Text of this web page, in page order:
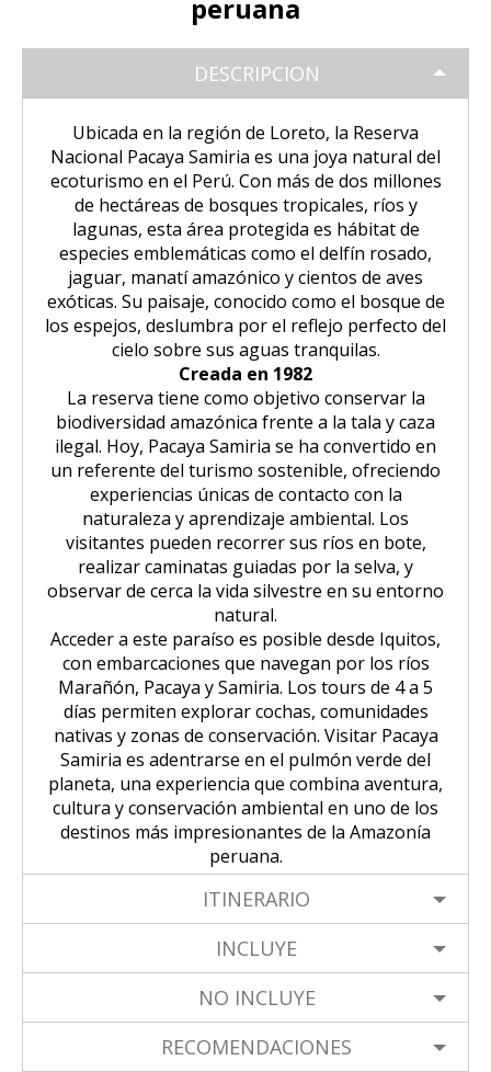
Amanecer en Cusco desde un Globo
Coloniales entre Sillar
Excursión a la Catarata de Pillones |
Naturaleza entre Rocas y Cascadas
Tour Chullpas de Sillustani desde
Puno
Tour Isla de los Uros, Amantaní y
Taquile
Tour Salar de Uyuni 2 Días / 1
La Paz | Ruta de la muerte en
Copacabana desde la Paz | Full day
Tiwanaku desde La Paz | Full day
Tour Camino Inca 1 Día / Trekking
Inolvidable a Machu Picchu
Tour Machu Picchu, Montaña de
Colores y Laguna Humantay 3 días
Tour Machu Picchu 1 Día / Desde
Salkantay Trek 4D| Ruta Ancestral
hacia Machu Picchu
Salkantay Trek 4D| Ruta Ancestral
hacia Machu Picchu
Salkantay Trek 2D| Caminata
Montañas Glaciares y Selva Andina
PAQUETES TURÍSTICOS
Tour Perú: Lima – Arequipa – Cusco
Tour Machu Picchu 5Dias/4Noches
Tour Machu Picchu 4 Días/3Noches
Choquequirao Trek 4 dias 3 noches
BLOG
CONTACTANOS
peruana
DESCRIPCION
Ubicada en la región de Loreto, la Reserva
Nacional Pacaya Samiria es una joya natural del
ecoturismo en el Perú. Con más de dos millones
de hectáreas de bosques tropicales, ríos y
lagunas, esta área protegida es hábitat de
especies emblemáticas como el delfín rosado,
jaguar, manatí amazónico y cientos de aves
exóticas. Su paisaje, conocido como el bosque de
los espejos, deslumbra por el reflejo perfecto del
cielo sobre sus aguas tranquilas.
Creada en 1982
La reserva tiene como objetivo conservar la
biodiversidad amazónica frente a la tala y caza
ilegal. Hoy, Pacaya Samiria se ha convertido en
un referente del turismo sostenible, ofreciendo
experiencias únicas de contacto con la
naturaleza y aprendizaje ambiental. Los
visitantes pueden recorrer sus ríos en bote,
realizar caminatas guiadas por la selva, y
observar de cerca la vida silvestre en su entorno
natural.
Acceder a este paraíso es posible desde Iquitos,
con embarcaciones que navegan por los ríos
Marañón, Pacaya y Samiria. Los tours de 4 a 5
días permiten explorar cochas, comunidades
nativas y zonas de conservación. Visitar Pacaya
Samiria es adentrarse en el pulmón verde del
planeta, una experiencia que combina aventura,
cultura y conservación ambiental en uno de los
destinos más impresionantes de la Amazonía
peruana.
ITINERARIO
INCLUYE
NO INCLUYE
RECOMENDACIONES